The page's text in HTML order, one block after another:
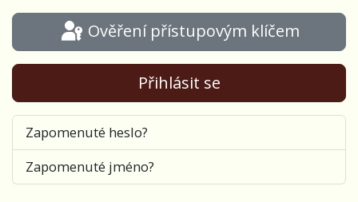
Ověření přístupovým klíčem
Přihlásit se
Zapomenuté heslo?
Zapomenuté jméno?